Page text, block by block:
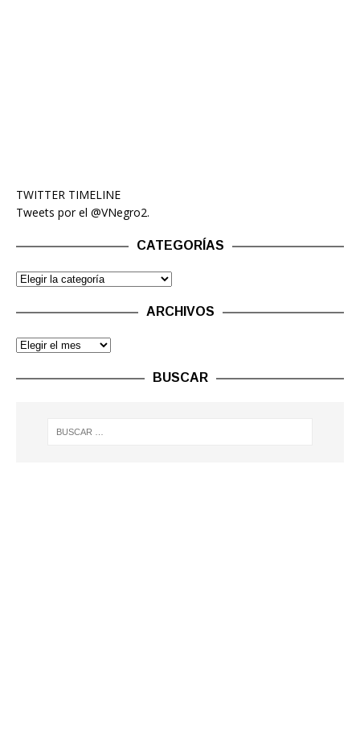
TWITTER TIMELINE
Tweets por el @VNegro2.
CATEGORÍAS
ARCHIVOS
BUSCAR